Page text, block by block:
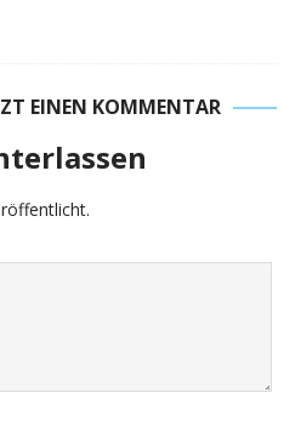
EINEN KOMMENTAR